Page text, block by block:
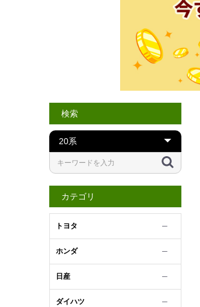
検索
カテゴリ
トヨタ ─
ホンダ ─
日産 ─
ダイハツ ─